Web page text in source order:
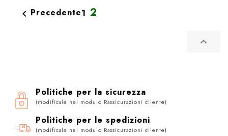
 Precedente1 2

Politiche per la sicurezza
(modificale nel modulo Rassicurazioni cliente)
Politiche per le spedizioni
(modificale nel modulo Rassicurazioni cliente)